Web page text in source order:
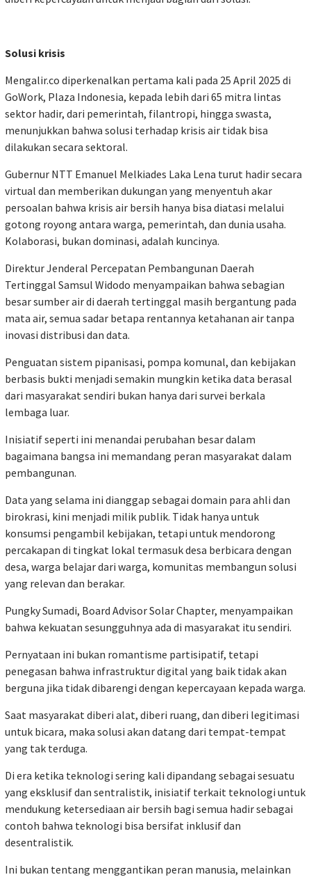
Solusi krisis
Mengalir.co diperkenalkan pertama kali pada 25 April 2025 di
GoWork, Plaza Indonesia, kepada lebih dari 65 mitra lintas
sektor hadir, dari pemerintah, filantropi, hingga swasta,
menunjukkan bahwa solusi terhadap krisis air tidak bisa
dilakukan secara sektoral.
Gubernur NTT Emanuel Melkiades Laka Lena turut hadir secara
virtual dan memberikan dukungan yang menyentuh akar
persoalan bahwa krisis air bersih hanya bisa diatasi melalui
gotong royong antara warga, pemerintah, dan dunia usaha.
Kolaborasi, bukan dominasi, adalah kuncinya.
Direktur Jenderal Percepatan Pembangunan Daerah
Tertinggal Samsul Widodo menyampaikan bahwa sebagian
besar sumber air di daerah tertinggal masih bergantung pada
mata air, semua sadar betapa rentannya ketahanan air tanpa
inovasi distribusi dan data.
Penguatan sistem pipanisasi, pompa komunal, dan kebijakan
berbasis bukti menjadi semakin mungkin ketika data berasal
dari masyarakat sendiri bukan hanya dari survei berkala
lembaga luar.
Inisiatif seperti ini menandai perubahan besar dalam
bagaimana bangsa ini memandang peran masyarakat dalam
pembangunan.
Data yang selama ini dianggap sebagai domain para ahli dan
birokrasi, kini menjadi milik publik. Tidak hanya untuk
konsumsi pengambil kebijakan, tetapi untuk mendorong
percakapan di tingkat lokal termasuk desa berbicara dengan
desa, warga belajar dari warga, komunitas membangun solusi
yang relevan dan berakar.
Pungky Sumadi, Board Advisor Solar Chapter, menyampaikan
bahwa kekuatan sesungguhnya ada di masyarakat itu sendiri.
Pernyataan ini bukan romantisme partisipatif, tetapi
penegasan bahwa infrastruktur digital yang baik tidak akan
berguna jika tidak dibarengi dengan kepercayaan kepada warga.
Saat masyarakat diberi alat, diberi ruang, dan diberi legitimasi
untuk bicara, maka solusi akan datang dari tempat-tempat
yang tak terduga.
Di era ketika teknologi sering kali dipandang sebagai sesuatu
yang eksklusif dan sentralistik, inisiatif terkait teknologi untuk
mendukung ketersediaan air bersih bagi semua hadir sebagai
contoh bahwa teknologi bisa bersifat inklusif dan
desentralistik.
Ini bukan tentang menggantikan peran manusia, melainkan